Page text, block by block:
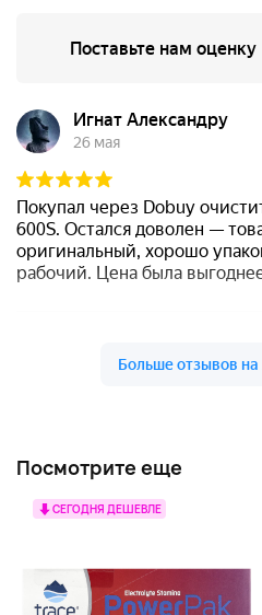
Посмотрите еще
СЕГОДНЯ ДЕШЕВЛЕ